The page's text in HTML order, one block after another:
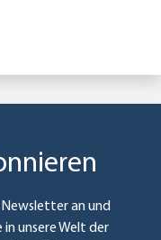
an und
in unsere Welt der